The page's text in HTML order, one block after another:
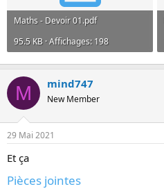
Maths - Devoir 01.pdf
95.5 KB · Affichages: 198
M mind747
New Member
29 Mai 2021
Et ça
Pièces jointes